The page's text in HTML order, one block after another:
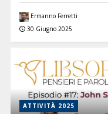
Ermanno Ferretti
30 Giugno 2025
ATTIVITÀ 2025